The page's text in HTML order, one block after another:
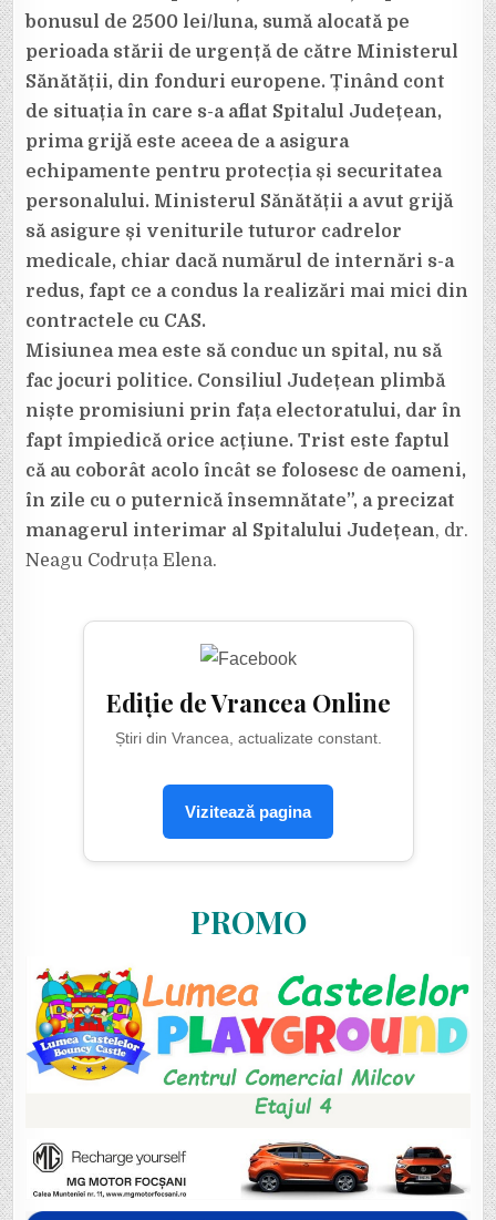
bonusul de 2500 lei/luna, sumă alocată pe
perioada stării de urgență de către Ministerul
Sănătății, din fonduri europene. Ținând cont
de situația în care s-a aflat Spitalul Județean,
prima grijă este aceea de a asigura
echipamente pentru protecția și securitatea
personalului. Ministerul Sănătății a avut grijă
să asigure și veniturile tuturor cadrelor
medicale, chiar dacă numărul de internări s-a
redus, fapt ce a condus la realizări mai mici din
contractele cu CAS.
Misiunea mea este să conduc un spital, nu să
fac jocuri politice. Consiliul Județean plimbă
niște promisiuni prin fața electoratului, dar în
fapt împiedică orice acțiune. Trist este faptul
că au coborât acolo încât se folosesc de oameni,
în zile cu o puternică însemnătate”, a precizat
managerul interimar al Spitalului Județean, dr.
Neagu Codruța Elena.
Ediție de Vrancea Online
Știri din Vrancea, actualizate constant.
Vizitează pagina
PROMO